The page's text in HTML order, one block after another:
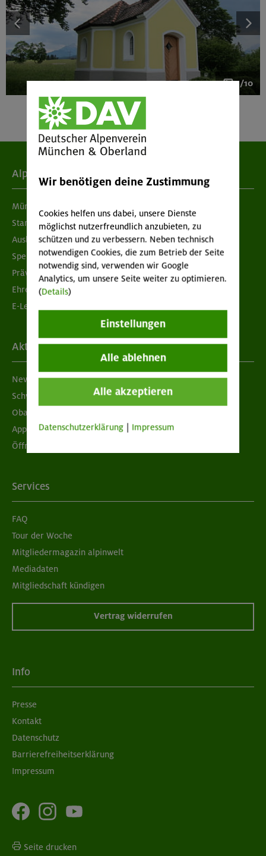
1/10
Alpenverein
München & Oberland
Standorte
Ausbildung & Jobs
Spenden
Prävention sexualisierter Gewalt
Ehrenamtsbörse
E-Learning
Aktuelles
Newsletter
Schwarzes Brett
Obacht geben!
App "Mein DAV+"
Öffnungszeiten
Services
FAQ
Tour der Woche
Mitgliedermagazin alpinwelt
Mediadaten
Mitgliedschaft kündigen
Vertrag widerrufen
Info
Presse
Kontakt
Datenschutz
Barrierefreiheitserklärung
Impressum
Seite drucken
Wir benötigen deine Zustimmung
Cookies helfen uns dabei, unsere Dienste
möglichst nutzerfreundlich anzubieten, zu
schützen und zu verbessern. Neben technisch
notwendigen Cookies, die zum Betrieb der Seite
notwendig sind, verwenden wir Google
Analytics, um unsere Seite weiter zu optimieren.
(Details)
Einstellungen
Alle ablehnen
Alle akzeptieren
Datenschutzerklärung Impressum